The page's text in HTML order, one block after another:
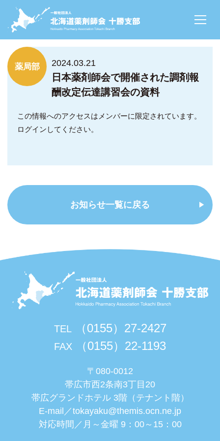
NEWS
薬局部 2024.03.21
日本薬剤師会で開催された調剤報
酬改定伝達講習会の資料
この情報へのアクセスはメンバーに限定されています。
ログインしてください。
お知らせ一覧に戻る
TEL （0155）27-2427
FAX （0155）22-1193
〒080-0012
帯広市西2条南3丁目20
帯広グランドホテル 3階（テナント階）
E-mail／tokayaku@themis.ocn.ne.jp
対応時間／月～金曜 9：00～15：00